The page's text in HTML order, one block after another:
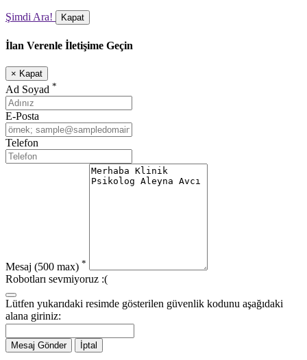
Şimdi Ara! Kapat
İlan Verenle İletişime Geçin
× Kapat
Ad Soyad *
E-Posta
Telefon
Mesaj (500 max) *
Robotları sevmiyoruz :(
Lütfen yukarıdaki resimde gösterilen güvenlik kodunu aşağıdaki
alana giriniz:
Mesaj Gönder İptal